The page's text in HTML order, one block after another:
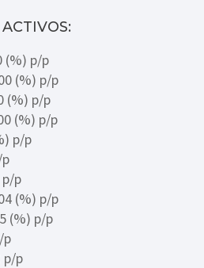
(%) p/p
(%) p/p
(%) p/p
(%) p/p
p/p
p/p
(%) p/p
(%) p/p
p
p/p